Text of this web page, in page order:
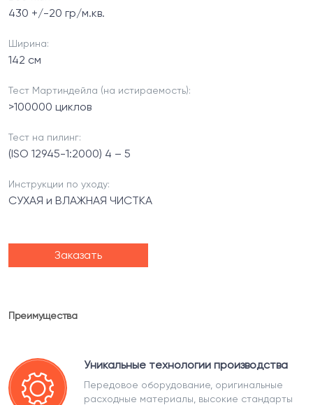
430 +/-20 гр/м.кв.
Ширина:
142 см
Тест Мартиндейла (на истираемость):
>100000 циклов
Тест на пилинг:
(ISO 12945-1:2000) 4 – 5
Инструкции по уходу:
СУХАЯ и ВЛАЖНАЯ ЧИСТКА
Заказать
Преимущества
Уникальные технологии производства
Передовое оборудование, оригинальные
расходные материалы, высокие стандарты